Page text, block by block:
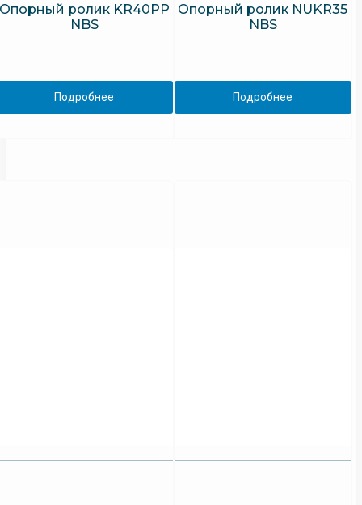
ролик KR40PP
NBS
Подробнее
Опорный ролик NUKR35
NBS
Подробнее